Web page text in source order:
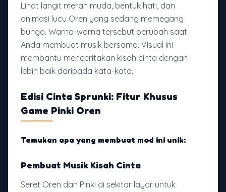
Lihat langit merah muda, bentuk hati, dan
animasi lucu Oren yang sedang memegang
bunga. Warna-warna tersebut berubah saat
Anda membuat musik bersama. Visual ini
membantu menceritakan kisah cinta dengan
lebih baik daripada kata-kata.
Edisi Cinta Sprunki: Fitur Khusus
Game Pinki Oren
Temukan apa yang membuat mod ini unik:
Pembuat Musik Kisah Cinta
Seret Oren dan Pinki di sekitar layar untuk